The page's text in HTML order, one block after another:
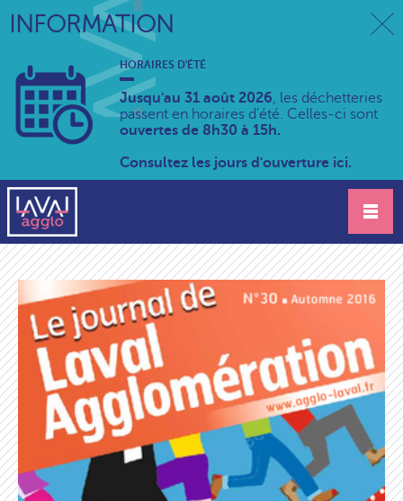
INFORMATION
HORAIRES D'ÉTÉ
Jusqu'au 31 août 2026, les déchetteries
passent en horaires d'été. Celles-ci sont
ouvertes de 8h30 à 15h.
Consultez les jours d'ouverture ici.